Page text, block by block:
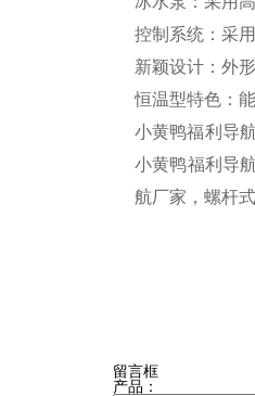
控制系统：采
新颖设计：外
恒温型特色：
小黄鸭福利导
小黄鸭福利导
航厂家，螺杆
留言框
产品：